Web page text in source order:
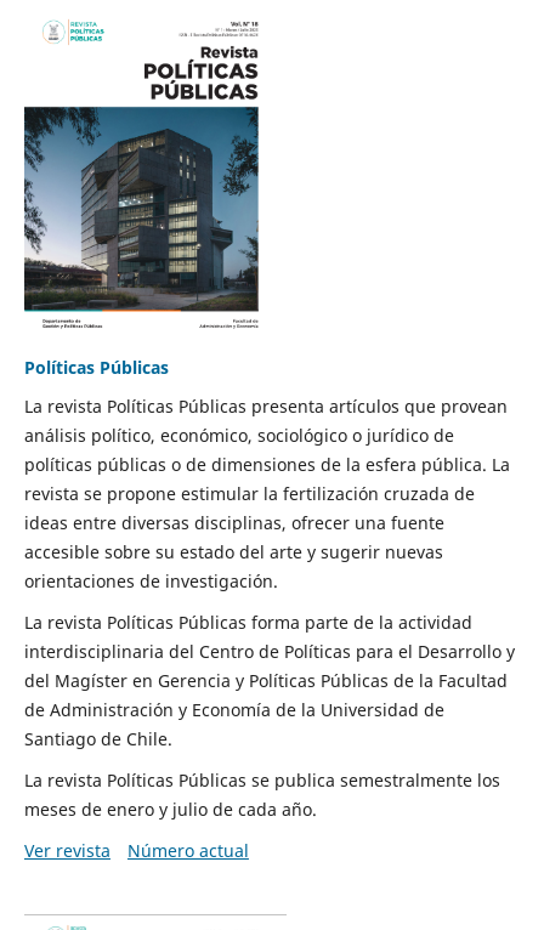
Políticas Públicas
La revista Políticas Públicas presenta artículos que provean
análisis político, económico, sociológico o jurídico de
políticas públicas o de dimensiones de la esfera pública. La
revista se propone estimular la fertilización cruzada de
ideas entre diversas disciplinas, ofrecer una fuente
accesible sobre su estado del arte y sugerir nuevas
orientaciones de investigación.
La revista Políticas Públicas forma parte de la actividad
interdisciplinaria del Centro de Políticas para el Desarrollo y
del Magíster en Gerencia y Políticas Públicas de la Facultad
de Administración y Economía de la Universidad de
Santiago de Chile.
La revista Políticas Públicas se publica semestralmente los
meses de enero y julio de cada año.
Ver revista
Número actual